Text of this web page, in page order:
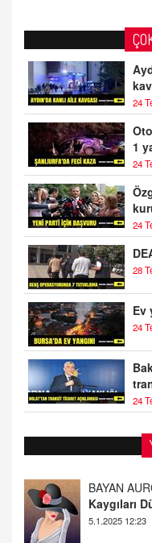
24
1
24
24
28
Ev
24
24
DOKTOR
13.11.2024 22:51